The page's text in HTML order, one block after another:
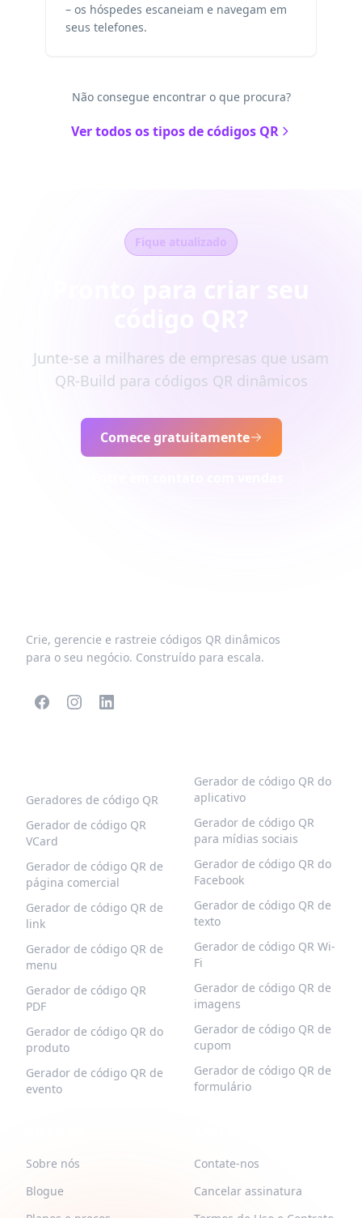
– os hóspedes escaneiam e navegam em
seus telefones.
Não consegue encontrar o que procura?
Ver todos os tipos de códigos QR
Fique atualizado
Junte-se a milhares de empresas que usam
QR-Build para códigos QR dinâmicos
Comece gratuitamente
Crie, gerencie e rastreie códigos QR dinâmicos
para o seu negócio. Construído para escala.
Geradores de código QR
Gerador de código QR
VCard
Gerador de código QR de
página comercial
Gerador de código QR de
link
Gerador de código QR de
menu
Gerador de código QR
PDF
Gerador de código QR do
produto
Gerador de código QR de
evento
Gerador de código QR do
aplicativo
Gerador de código QR
para mídias sociais
Gerador de código QR do
Facebook
Gerador de código QR de
texto
Gerador de código QR Wi-
Fi
Gerador de código QR de
imagens
Gerador de código QR de
cupom
Gerador de código QR de
formulário
Sobre nós
Blogue
Contate-nos
Cancelar assinatura